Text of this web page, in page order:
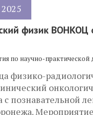
2025
физик ВОНКОЦ
по научно-практической
физико-
с познавательной